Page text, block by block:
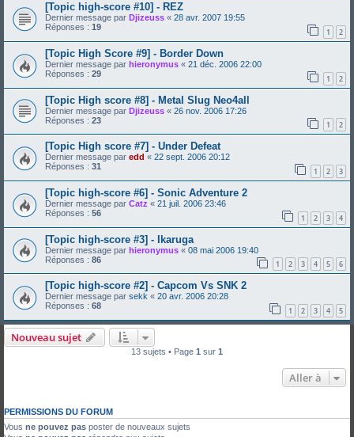
[Topic high-score #10] - REZ
Dernier message par Djizeuss « 28 avr. 2007 19:55
Réponses : 19 1 2
[Topic High Score #9] - Border Down
Dernier message par hieronymus « 21 déc. 2006 22:00
Réponses : 29 1 2
[Topic High score #8] - Metal Slug Neo4all
Dernier message par Djizeuss « 26 nov. 2006 17:26
Réponses : 23 1 2
[Topic High score #7] - Under Defeat
Dernier message par edd « 22 sept. 2006 20:12
Réponses : 31 1 2 3
[Topic high-score #6] - Sonic Adventure 2
Dernier message par Catz « 21 juil. 2006 23:46
Réponses : 56 1 2 3 4
[Topic high-score #3] - Ikaruga
Dernier message par hieronymus « 08 mai 2006 19:40
Réponses : 86 1 2 3 4 5 6
[Topic high-score #2] - Capcom Vs SNK 2
Dernier message par sekk « 20 avr. 2006 20:28
Réponses : 68 1 2 3 4 5
Nouveau sujet
13 sujets • Page 1 sur 1
Aller à
PERMISSIONS DU FORUM
Vous ne pouvez pas poster de nouveaux sujets